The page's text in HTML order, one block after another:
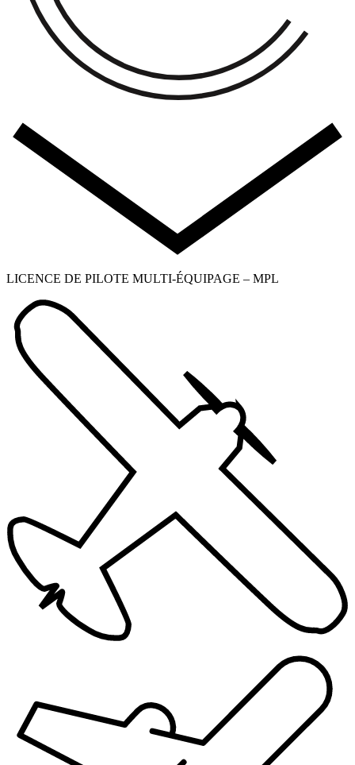
LICENCE DE PILOTE MULTI-ÉQUIPAGE – MPL